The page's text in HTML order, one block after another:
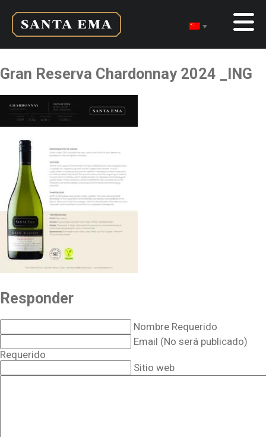
Gran Reserva Chardonnay 2024 _ING
Responder
Nombre Requerido
Email (No será publicado)
Requerido
Sitio web